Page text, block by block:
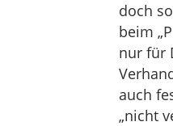
doch
beim
nur für
auch
„nicht